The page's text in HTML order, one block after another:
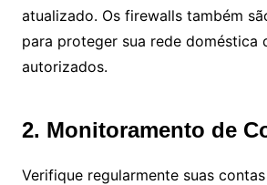
atualizado. Os firewalls também
para proteger sua rede doméstica
autorizados.
2. Monitoramento de
Verifique regularmente suas